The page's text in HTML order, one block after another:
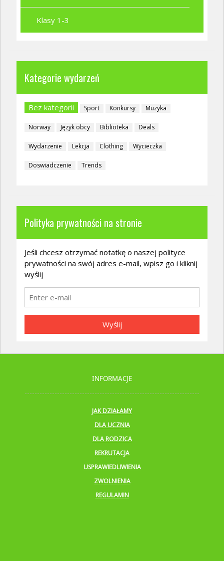
Klasy 1-3
Kategorie wydarzeń
Bez kategorii Sport Konkursy Muzyka
Norway Język obcy Biblioteka Deals
Wydarzenie Lekcja Clothing Wycieczka
Doswiadczenie Trends
Polityka prywatności na stronie
Jeśli chcesz otrzymać notatkę o naszej polityce
prywatności na swój adres e-mail, wpisz go i kliknij
wyślij
Wyślij
INFORMACJE
JAK DZIAŁAMY
DLA UCZNIA
DLA RODZICA
REKRUTACJA
USPRAWIEDLIWIENIA
ZWOLNIENIA
REGULAMIN